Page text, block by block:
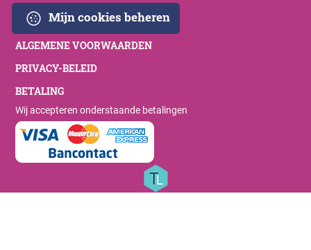
Mijn cookies beheren
ALGEMENE VOORWAARDEN
PRIVACY-BELEID
BETALING
Wij accepteren onderstaande betalingen